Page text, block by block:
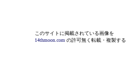
このサイトに掲載されている画像を
14thmoon.com の許可無く転載・複製す